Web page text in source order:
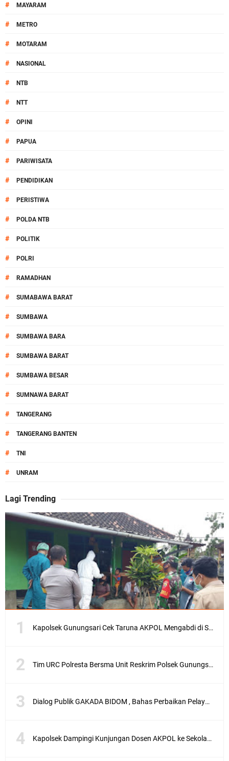
# MAYARAM
# METRO
# MOTARAM
# NASIONAL
# NTB
# NTT
# OPINI
# PAPUA
# PARIWISATA
# PENDIDIKAN
# PERISTIWA
# POLDA NTB
# POLITIK
# POLRI
# RAMADHAN
# SUMABAWA BARAT
# SUMBAWA
# SUMBAWA BARA
# SUMBAWA BARAT
# SUMBAWA BESAR
# SUMNAWA BARAT
# TANGERANG
# TANGERANG BANTEN
# TNI
# UNRAM
Lagi Trending
Kapolsek Gunungsari Cek Taruna AKPOL Mengabdi di SRD 4
Tim URC Polresta Bersma Unit Reskrim Polsek Gunungsari Tangkap Pelaku Curanmor
Dialog Publik GAKADA BIDOM , Bahas Perbaikan Pelayanan Medis di NTB
Kapolsek Dampingi Kunjungan Dosen AKPOL ke Sekolah Rakyat Gunungsari